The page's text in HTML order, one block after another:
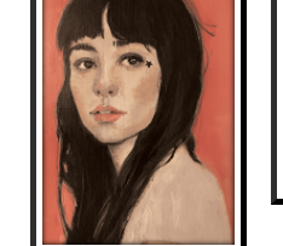
taula rodona entre
participants i dues
seva realitat en
connexió amb la terra
les comunitats agrícoles.
Més informació sobre
a l'Instagram